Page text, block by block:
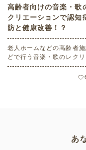
高齢者向けの音楽・歌
クリエーションで認知
防と健康改善！？
老人ホームなどの高齢者施
どで行う音楽・歌のレクリ
ションには認知症予防の
口腔機能などの改善効果が
あ